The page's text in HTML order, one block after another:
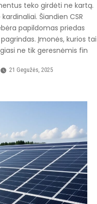
teko girdėti ne kartą.
Šiandien CSR
papildomas priedas
Įmonės, kurios tai
ne tik geresnėmis fin
21 Gegužės, 2025